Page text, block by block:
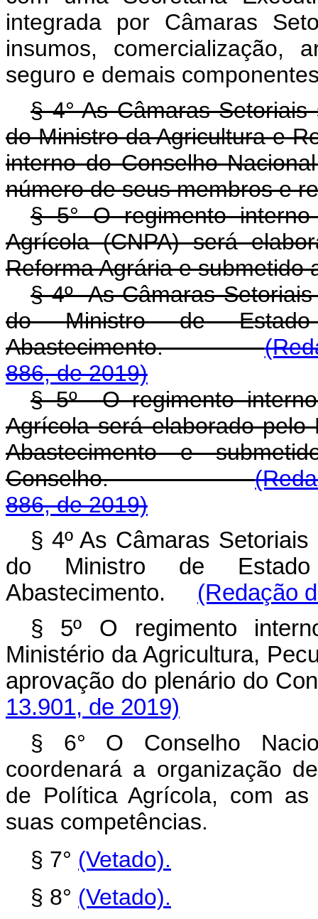
integrada por Câmaras
insumos, comercialização,
seguro e demais
§ 4° As Câmaras
do Ministro da Agricultura e
interno do Conselho
número de seus membros e
§ 5° O regimento
Agrícola (CNPA) será
Reforma Agrária e submetido
§ 4º As Câmaras
do Ministro de
Abastecimento.
886, de 2019)
§ 5º O regimento
Agrícola será elaborado pelo
Abastecimento e
Conselho.
886, de 2019)
§ 4º As Câmaras
do Ministro de
Abastecimento. (Redação
§ 5º O regimento
Ministério da Agricultura,
aprovação do plenário do
13.901, de 2019)
§ 6° O Conselho
coordenará a organização
de Política Agrícola, com
suas competências.
§ 7° (Vetado).
§ 8° (Vetado).